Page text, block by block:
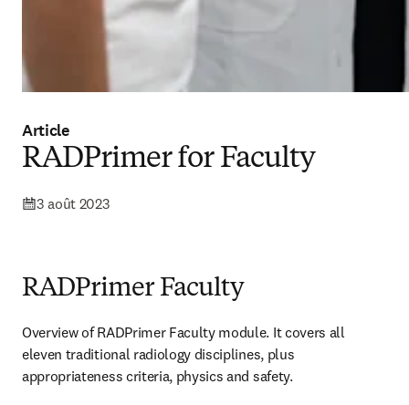
Article
RADPrimer for Faculty
3 août 2023
RADPrimer Faculty
Overview of RADPrimer Faculty module. It covers all
eleven traditional radiology disciplines, plus
appropriateness criteria, physics and safety.